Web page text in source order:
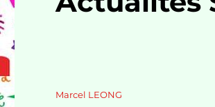
Auteur
Marcel LEONG